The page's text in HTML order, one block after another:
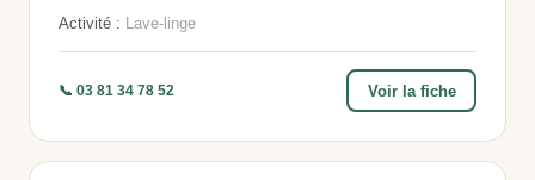
Activité : Lave-linge
📞 03 81 34 78 52 Voir la fiche